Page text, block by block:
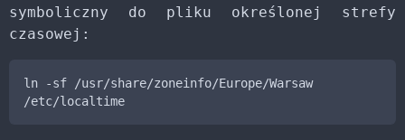
symboliczny do pliku określonej strefy
czasowej:
ln -sf /usr/share/zoneinfo/Europe/Warsaw
/etc/localtime